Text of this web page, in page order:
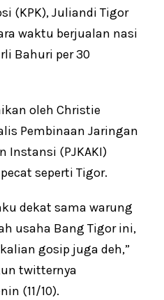
(KPK), Juliandi Tigor
waktu berjualan nasi
Bahuri per 30
oleh Christie
Pembinaan Jaringan
Instansi (PJKAKI)
seperti Tigor.
dekat sama warung
usaha Bang Tigor ini,
gosip juga deh,”
twitternya
(11/10).